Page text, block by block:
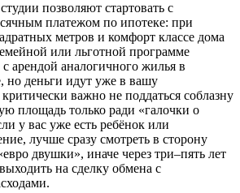
позволяют стартовать с
платежом по ипотеке: при
метров и комфорт классе дома
или льготной программе
арендой аналогичного жилья в
но деньги идут уже в вашу
критически важно не поддаться соблазну
площадь только ради «галочки о
у вас уже есть ребёнок или
лучше сразу смотреть в сторону
двушки», иначе через три–пять лет
на сделку обмена с